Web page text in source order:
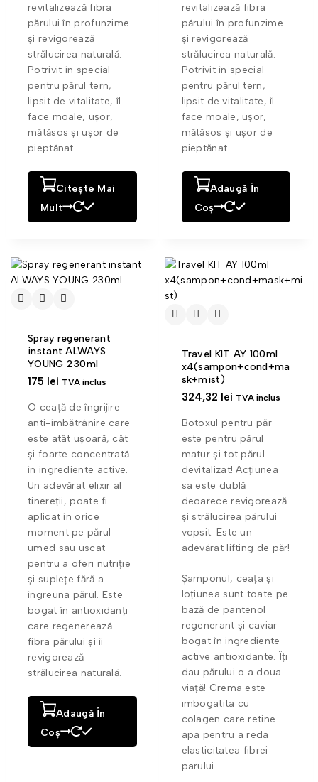
revitalizează fibra
părului în profunzime
și revigorează
strălucirea naturală.
Potrivit în special
pentru părul tern,
lipsit de vitalitate, îl
face moale, ușor,
mătăsos și ușor de
pieptănat.
Citește Mai
Mult
revitalizează fibra
părului în profunzime
și revigorează
strălucirea naturală.
Potrivit în special
pentru părul tern,
lipsit de vitalitate, îl
face moale, ușor,
mătăsos și ușor de
pieptănat.
Adaugă În
Coș
Spray regenerant
instant ALWAYS
YOUNG 230ml
175 lei TVA inclus
O ceață de îngrijire
anti-îmbătrânire care
este atât ușoară, cât
și foarte concentrată
în ingrediente active.
Un adevărat elixir al
tinereții, poate fi
aplicat în orice
moment pe părul
umed sau uscat
pentru a oferi nutriție
și suplețe fără a
îngreuna părul. Este
bogat în antioxidanți
care regenerează
fibra părului și îi
revigorează
strălucirea naturală.
Adaugă În
Coș
Travel KIT AY 100ml
x4(sampon+cond+ma
sk+mist)
324,32 lei TVA inclus
Botoxul pentru păr
este pentru părul
matur și tot părul
devitalizat! Acțiunea
sa este dublă
deoarece revigorează
și strălucirea părului
vopsit. Este un
adevărat lifting de păr!
Șamponul, ceața și
loțiunea sunt toate pe
bază de pantenol
regenerant și caviar
bogat în ingrediente
active antioxidante. Îți
dau părului o a doua
viață! Crema este
imbogatita cu
colagen care retine
apa pentru a reda
elasticitatea fibrei
parului.